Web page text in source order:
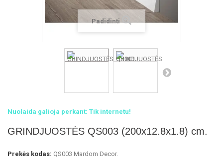
Padidinti
Nuolaida galioja perkant: Tik internetu!
GRINDJUOSTĖS QS003 (200x12.8x1.8) cm.
Prekės kodas: QS003 Mardom Decor.